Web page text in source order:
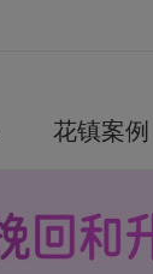
花镇案例